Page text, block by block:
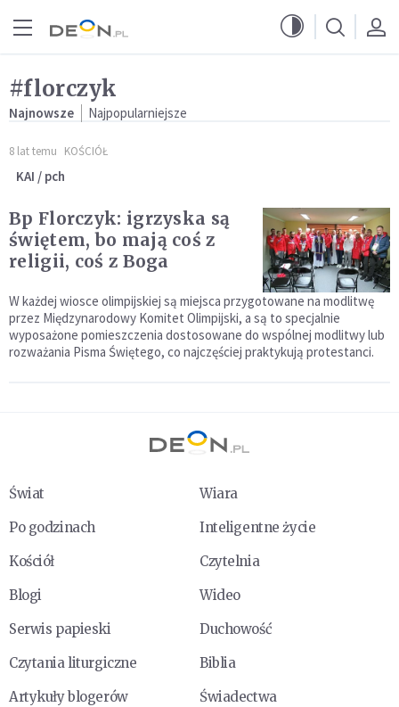
#florczyk
Najnowsze Najpopularniejsze
8 lat temu KOŚCIÓŁ
KAI / pch
Bp Florczyk: igrzyska są
świętem, bo mają coś z
religii, coś z Boga
W każdej wiosce olimpijskiej są miejsca przygotowane na modlitwę
przez Międzynarodowy Komitet Olimpijski, a są to specjalnie
wyposażone pomieszczenia dostosowane do wspólnej modlitwy lub
rozważania Pisma Świętego, co najczęściej praktykują protestanci.
Świat
Wiara
Po godzinach
Inteligentne życie
Kościół
Czytelnia
Blogi
Wideo
Serwis papieski
Duchowość
Czytania liturgiczne
Biblia
Artykuły blogerów
Świadectwa